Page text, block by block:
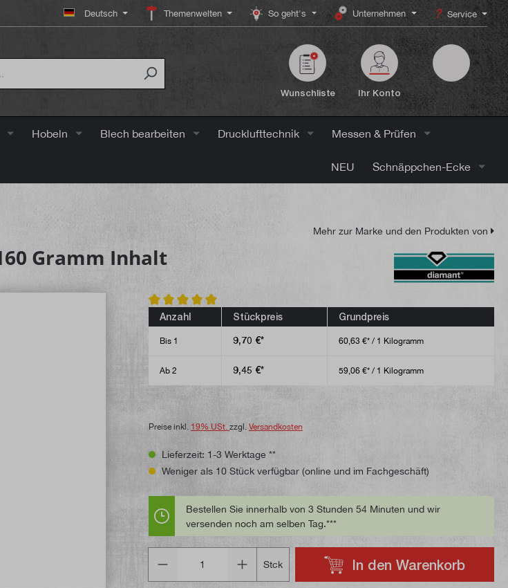
Deutsch Themenwelten So geht's Unternehmen Service
Wunschliste Ihr Konto
Hobeln Blech bearbeiten Drucklufttechnik Messen & Prüfen
NEU Schnäppchen-Ecke
Gramm Inhalt
Mehr zur Marke und den Produkten von
Durchschnittliche Bewertung von 5 von 5 Sternen
Anzahl Stückpreis Grundpreis
Bis 1 9,70 €* 60,63 €* / 1 Kilogramm
Ab 2 9,45 €* 59,06 €* / 1 Kilogramm
Preise inkl. 19% USt. zzgl. Versandkosten
Lieferzeit: 1-3 Werktage **
Weniger als 10 Stück verfügbar (online und im Fachgeschäft)
Bestellen Sie innerhalb von 3 Stunden 54 Minuten und wir
versenden noch am selben Tag.***
Stck
In den Warenkorb